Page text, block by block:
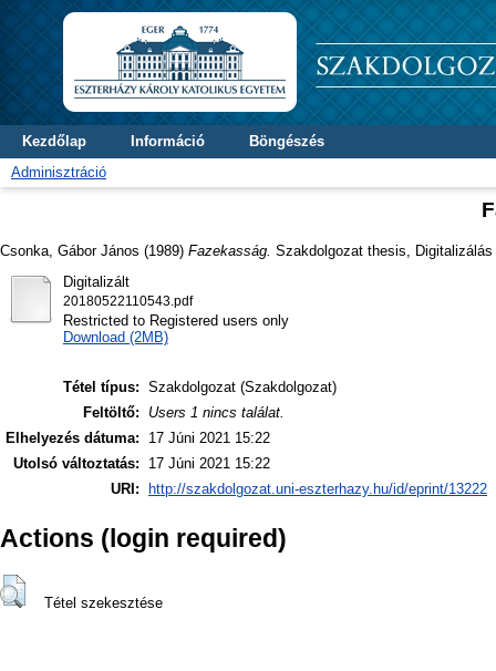
Kezdőlap Információ
Böngészés
Adminisztráció
Csonka, Gábor János (1989) Fazekasság. Szakdolgozat thesis, Digitalizálás
Digitalizált
20180522110543.pdf
Restricted to Registered users only
Download (2MB)
Tétel típus: Szakdolgozat (Szakdolgozat)
Feltöltő:
Users 1 nincs találat.
Elhelyezés dátuma:
17 Júni 2021 15:22
Utolsó változtatás:
17 Júni 2021 15:22
URI:
http://szakdolgozat.uni-eszterhazy.hu/id/eprint/13222
Actions (login required)
Tétel szekesztése